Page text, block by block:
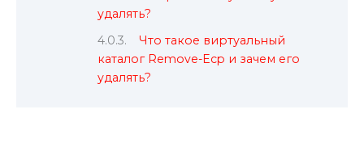
удалять?
Что такое виртуальный
каталог Remove-Ecp и зачем его
удалять?